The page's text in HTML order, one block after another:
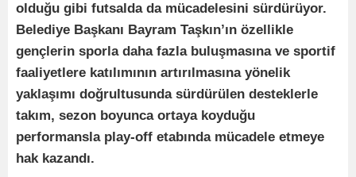
olduğu gibi futsalda da mücadelesini sürdürüyor.
Belediye Başkanı Bayram Taşkın’ın özellikle
gençlerin sporla daha fazla buluşmasına ve sportif
faaliyetlere katılımının artırılmasına yönelik
yaklaşımı doğrultusunda sürdürülen desteklerle
takım, sezon boyunca ortaya koyduğu
performansla play-off etabında mücadele etmeye
hak kazandı.